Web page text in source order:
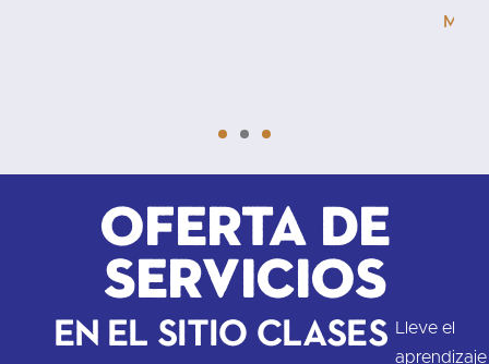
Oferta de
servicios
En el sitio Clases Lleve el
aprendizaje